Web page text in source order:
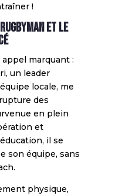
!
et le
appel marquant :
un leader
locale, me
des
en plein
et
il se
son équipe, sans
physique,